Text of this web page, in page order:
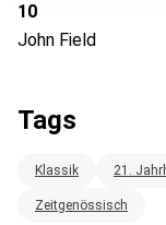
10
John Field
Tags
Klassik 21.
Zeitgenössisch